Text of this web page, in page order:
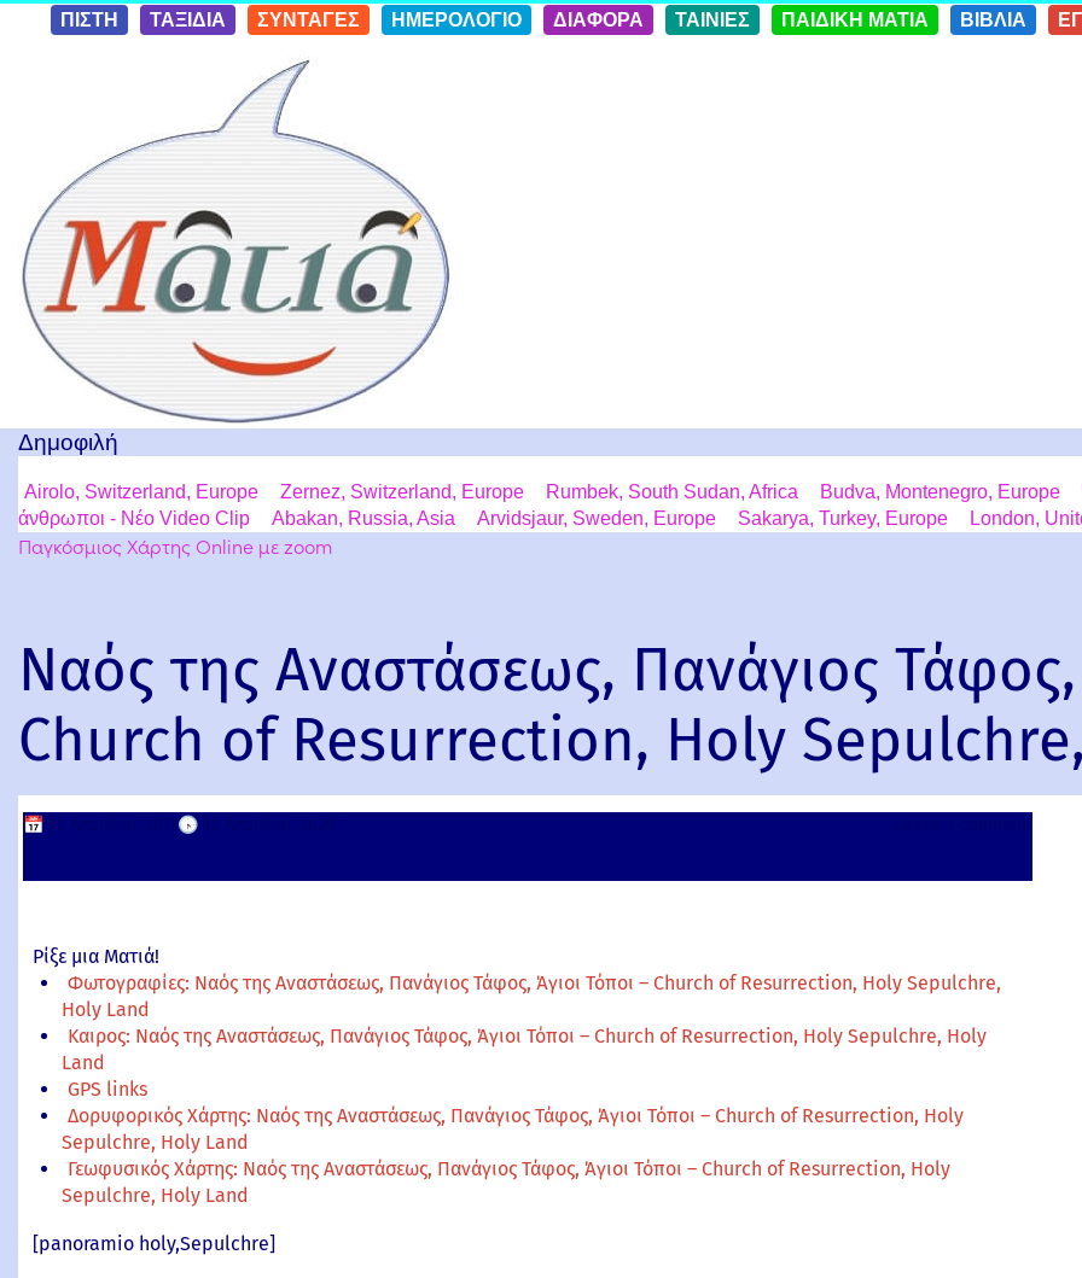
Skip to
conten
ΠΙΣΤΗ ΤΑΞΙΔΙΑ ΣΥΝΤΑΓΕΣ ΗΜΕΡΟΛΟΓΙΟ ΔΙΑΦΟΡΑ ΤΑΙΝΙΕΣ ΠΑΙΔΙΚΗ ΜΑΤΙΑ ΒΙΒΛΙΑ
Δημοφιλή
Airolo, Switzerland, Europe Zernez, Switzerland, Europe Rumbek, South Sudan, Africa Budva, Montenegro, Europe
άνθρωποι - Νέο Video Clip
Abakan, Russia, Asia Arvidsjaur, Sweden, Europe Sakarya, Turkey, Europe London,
Παγκόσμιος Χάρτης Online με zoom
Ναός της Αναστάσεως, Πανάγιος Τάφος,
Church of Resurrection, Holy
📅 🕟
Ρίξε μια Ματιά!
Φωτογραφίες: Ναός της Αναστάσεως, Πανάγιος Τάφος, Άγιοι Τόποι – Church of Resurrection, Holy Sepulchre,
Holy Land
Καιρος: Ναός της Αναστάσεως, Πανάγιος Τάφος, Άγιοι Τόποι – Church of Resurrection, Holy Sepulchre, Holy
Land
GPS links
Δορυφορικός Χάρτης: Ναός της Αναστάσεως, Πανάγιος Τάφος, Άγιοι Τόποι – Church of Resurrection, Holy
Sepulchre, Holy Land
Γεωφυσικός Χάρτης: Ναός της Αναστάσεως, Πανάγιος Τάφος, Άγιοι Τόποι – Church of Resurrection, Holy
Sepulchre, Holy Land
[panoramio holy,Sepulchre]